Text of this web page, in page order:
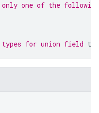
only one of the
for union field